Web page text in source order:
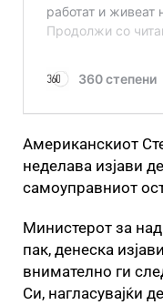
Американскиот
неделава изјави
самоуправниот
Министерот за
пак, денеска
внимателно ги
Си, нагласувајќи